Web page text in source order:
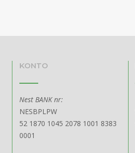
KONTO
Nest BANK nr:
NESBPLPW
52 1870 1045 2078 1001 8383
0001